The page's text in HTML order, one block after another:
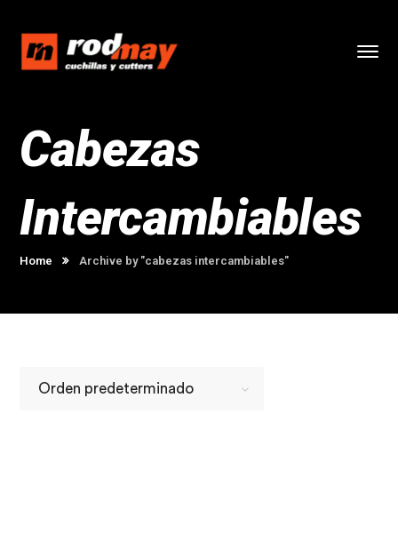
Cabezas
Intercambiables
Home Archive by "cabezas intercambiables"